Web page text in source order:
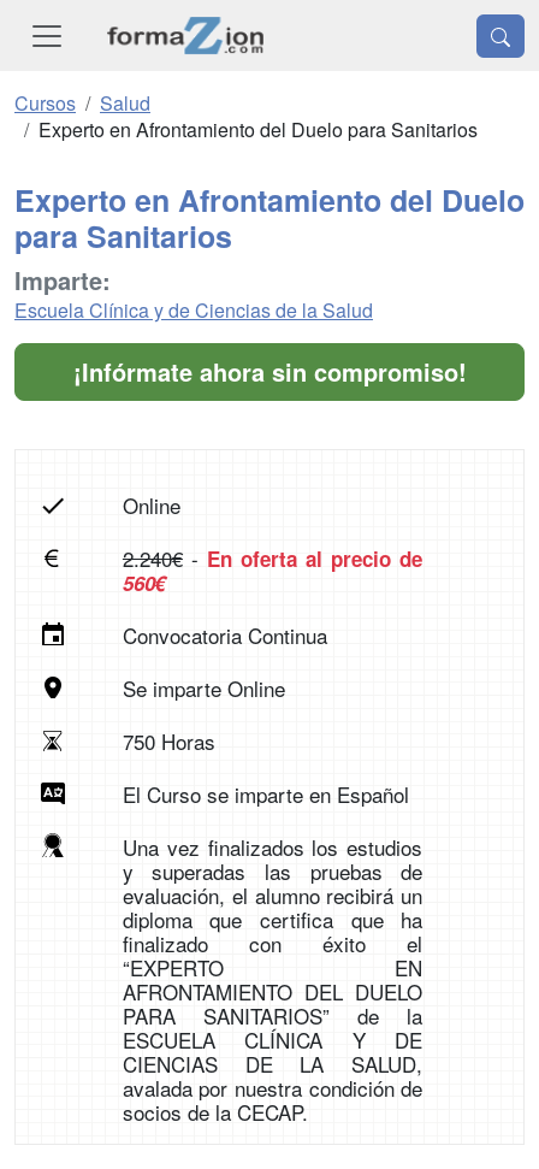
Cursos
Salud
Experto en Afrontamiento del Duelo para Sanitarios
Experto en Afrontamiento del Duelo
para Sanitarios
Imparte:
Escuela Clínica y de Ciencias de la Salud
¡Infórmate ahora sin compromiso!
Online
2.240€- En oferta al precio de
560€
Convocatoria Continua
Se imparte Online
750 Horas
El Curso se imparte en Español
Una vez finalizados los estudios
y superadas las pruebas de
evaluación, el alumno recibirá un
diploma que certifica que ha
finalizado con éxito el
“EXPERTO EN
AFRONTAMIENTO DEL DUELO
PARA SANITARIOS” de la
ESCUELA CLÍNICA Y DE
CIENCIAS DE LA SALUD,
avalada por nuestra condición de
socios de la CECAP.